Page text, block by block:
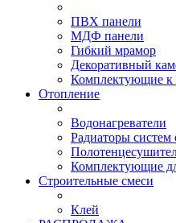
ПВХ панели
МДФ панели
Гибкий мрамор
Декоративный
Комплектующие к
Отопление
Водонагреватели
Радиаторы систем
Комплектующие
Строительные смеси
Клей